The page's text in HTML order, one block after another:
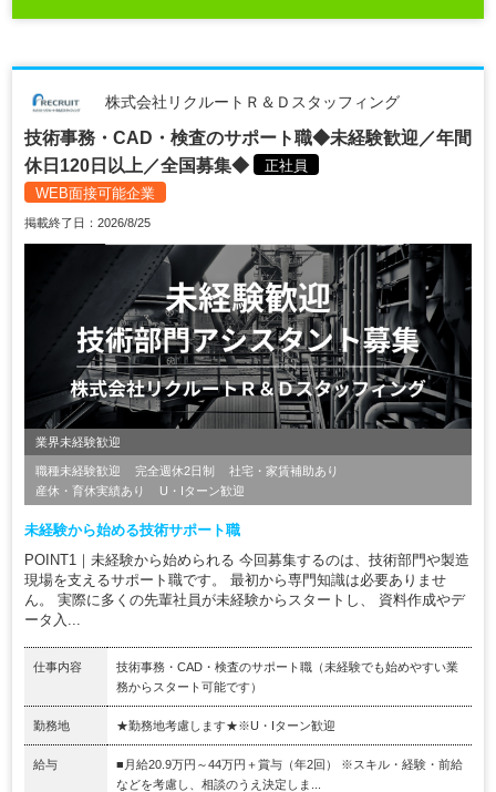
株式会社リクルートＲ＆Ｄスタッフィング
技術事務・CAD・検査のサポート職◆未経験歓迎／年間
休日120日以上／全国募集◆
正社員
WEB面接可能企業
掲載終了日：2026/8/25
業界未経験歓迎
職種未経験歓迎 完全週休2日制
社宅・家賃補助あり
産休・育休実績あり
U・Iターン歓迎
未経験から始める技術サポート職
POINT1｜未経験から始められる 今回募集するのは、技術部門や製造
現場を支えるサポート職です。 最初から専門知識は必要ありませ
ん。 実際に多くの先輩社員が未経験からスタートし、 資料作成やデ
ータ入...
仕事内容
技術事務・CAD・検査のサポート職（未経験でも始めやすい業
務からスタート可能です）
勤務地 ★勤務地考慮します★※U・Iターン歓迎
給与
■月給20.9万円～44万円＋賞与（年2回） ※スキル・経験・前給
などを考慮し、相談のうえ決定しま...